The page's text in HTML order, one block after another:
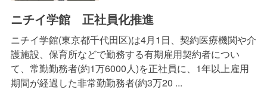
ニチイ学館 正社員化推進
ニチイ学館(東京都千代田区)は4月1日、契約医療機関や介
護施設、保育所などで勤務する有期雇用契約者につい
て、常勤勤務者(約1万6000人)を正社員に、1年以上雇用
期間が経過した非常勤勤務者(約3万20 ...